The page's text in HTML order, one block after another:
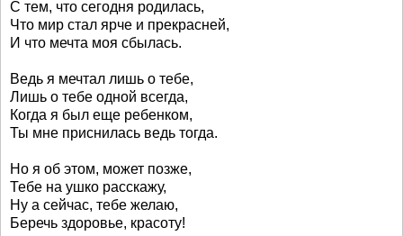
С тем, что сегодня родилась,
Что мир стал ярче и прекрасней,
И что мечта моя сбылась.
Ведь я мечтал лишь о тебе,
Лишь о тебе одной всегда,
Когда я был еще ребенком,
Ты мне приснилась ведь тогда.
Но я об этом, может позже,
Тебе на ушко расскажу,
Ну а сейчас, тебе желаю,
Беречь здоровье, красоту!